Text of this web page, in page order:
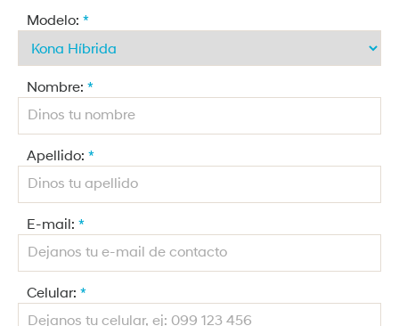
Modelo: *
Nombre: *
Apellido: *
E-mail: *
Celular: *